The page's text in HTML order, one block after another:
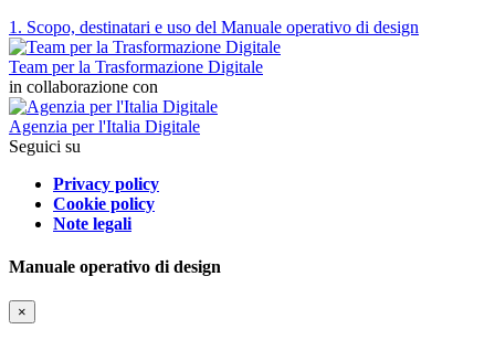
1. Scopo, destinatari e uso del Manuale operativo di design
Team per la Trasformazione Digitale
in collaborazione con
Agenzia per l'Italia Digitale
Seguici su
Privacy policy
Cookie policy
Note legali
Manuale operativo di design
×